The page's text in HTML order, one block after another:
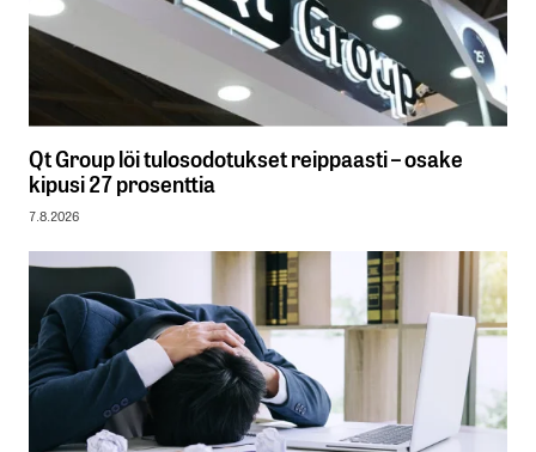
Qt Group löi tulosodotukset reippaasti – osake
kipusi 27 prosenttia
7.8.2026